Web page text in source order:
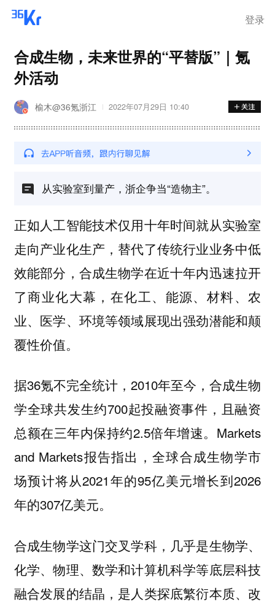
登录
合成生物，未来世界的“平替版”｜氪
外活动
榆木@36氪浙江 2022年07月29日 10:40
从实验室到量产，浙企争当“造物主”。
正如人工智能技术仅用十年时间就从实验室
走向产业化生产，替代了传统行业业务中低
效能部分，合成生物学在近十年内迅速拉开
了商业化大幕，在化工、能源、材料、农
业、医学、环境等领域展现出强劲潜能和颠
覆性价值。
据36氪不完全统计，2010年至今，合成生物
学全球共发生约700起投融资事件，且融资
总额在三年内保持约2.5倍年增速。Markets
and Markets报告指出，全球合成生物学市
场预计将从2021年的95亿美元增长到2026
年的307亿美元。
合成生物学这门交叉学科，几乎是生物学、
化学、物理、数学和计算机科学等底层科技
融合发展的结晶，是人类探底繁衍本质、改